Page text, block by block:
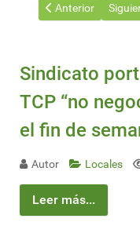
Artículo anterior:
Anterior
Sindicato
TCP “no
el fin de
Autor Locales
Leer más...